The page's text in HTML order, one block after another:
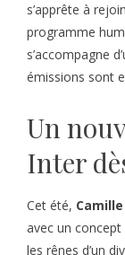
s’apprête à
programme
s’accompagne
émissions sont
Un
Inter
Cet été,
avec un concept
les rênes d’un